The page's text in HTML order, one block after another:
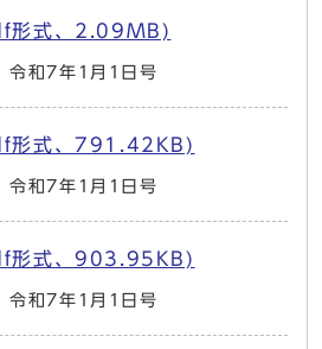
形式、2.09MB)
令和7年1月1日号
形式、791.42KB)
令和7年1月1日号
形式、903.95KB)
令和7年1月1日号